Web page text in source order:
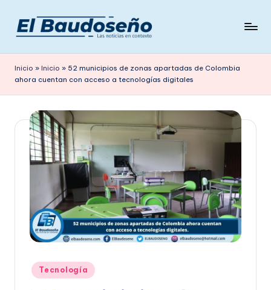
Saltar
contenido
e
ri
d
en
Inicio » Inicio » 52 municipios de zonas apartadas de Colombia
ahora cuentan con acceso a tecnologías digitales
Publicado
en
Tecnología